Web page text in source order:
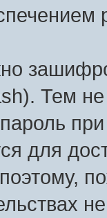
Тем
пароль
для